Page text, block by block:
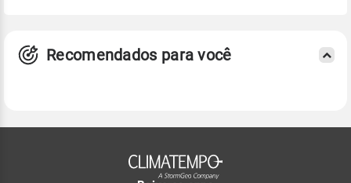
Recomendados para você